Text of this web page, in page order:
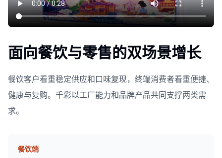
面向餐饮与零售的双场景增长
餐饮客户看重稳定供应和口味复现，终端消费者看重便捷、
健康与复购。千彩以工厂能力和品牌产品共同支撑两类需
求。
餐饮端